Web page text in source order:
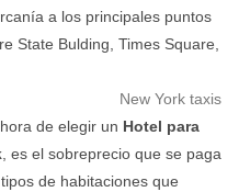
a los principales puntos
State Bulding, Times Square,
de elegir un Hotel para
, es el sobreprecio que se paga
de habitaciones que